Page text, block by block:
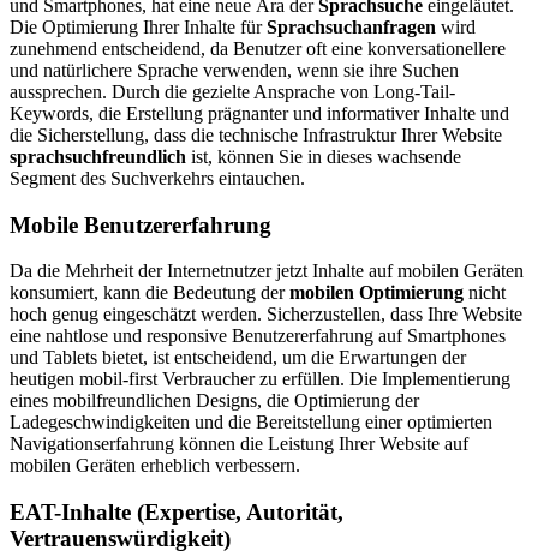
und Smartphones, hat eine neue Ära derSprachsuche eingeläutet.
Die Optimierung Ihrer Inhalte fürSprachsuchanfragen wird
zunehmend entscheidend, da Benutzer oft eine konversationellere
und natürlichere Sprache verwenden, wenn sie ihre Suchen
aussprechen. Durch die gezielte Ansprache von Long-Tail-
Keywords, die Erstellung prägnanter und informativer Inhalte und
die Sicherstellung, dass die technische Infrastruktur Ihrer Website
sprachsuchfreundlich ist, können Sie in dieses wachsende
Segment des Suchverkehrs eintauchen.
Mobile Benutzererfahrung
Da die Mehrheit der Internetnutzer jetzt Inhalte auf mobilen Geräten
konsumiert, kann die Bedeutung dermobilen Optimierung nicht
hoch genug eingeschätzt werden. Sicherzustellen, dass Ihre Website
eine nahtlose und responsive Benutzererfahrung auf Smartphones
und Tablets bietet, ist entscheidend, um die Erwartungen der
heutigen mobil-first Verbraucher zu erfüllen. Die Implementierung
eines mobilfreundlichen Designs, die Optimierung der
Ladegeschwindigkeiten und die Bereitstellung einer optimierten
Navigationserfahrung können die Leistung Ihrer Website auf
mobilen Geräten erheblich verbessern.
EAT-Inhalte (Expertise, Autorität,
Vertrauenswürdigkeit)